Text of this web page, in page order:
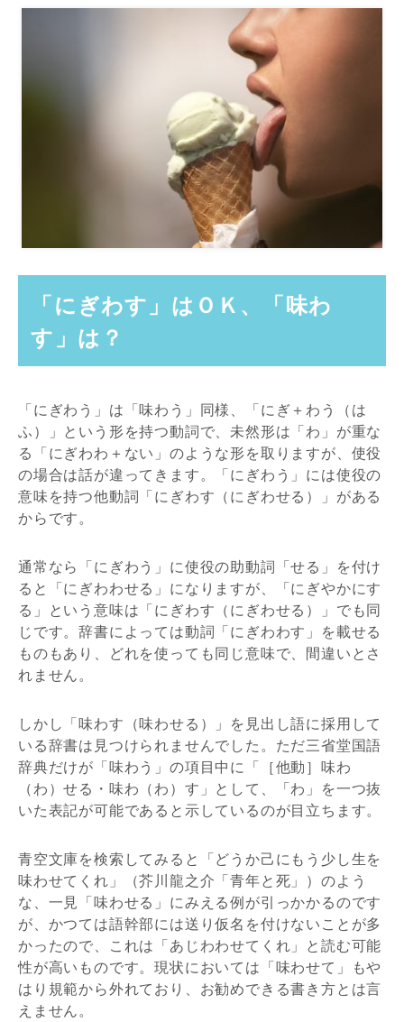
「にぎわす」はＯＫ、「味わ
す」は？
「にぎわう」は「味わう」同様、「にぎ＋わう（は
ふ）」という形を持つ動詞で、未然形は「わ」が重な
る「にぎわわ＋ない」のような形を取りますが、使役
の場合は話が違ってきます。「にぎわう」には使役の
意味を持つ他動詞「にぎわす（にぎわせる）」がある
からです。
通常なら「にぎわう」に使役の助動詞「せる」を付け
ると「にぎわわせる」になりますが、「にぎやかにす
る」という意味は「にぎわす（にぎわせる）」でも同
じです。辞書によっては動詞「にぎわわす」を載せる
ものもあり、どれを使っても同じ意味で、間違いとさ
れません。
しかし「味わす（味わせる）」を見出し語に採用して
いる辞書は見つけられませんでした。ただ三省堂国語
辞典だけが「味わう」の項目中に「［他動］味わ
（わ）せる・味わ（わ）す」として、「わ」を一つ抜
いた表記が可能であると示しているのが目立ちます。
青空文庫を検索してみると「どうか己にもう少し生を
味わせてくれ」（芥川龍之介「青年と死」）のよう
な、一見「味わせる」にみえる例が引っかかるのです
が、かつては語幹部には送り仮名を付けないことが多
かったので、これは「あじわわせてくれ」と読む可能
性が高いものです。現状においては「味わせて」もや
はり規範から外れており、お勧めできる書き方とは言
えません。